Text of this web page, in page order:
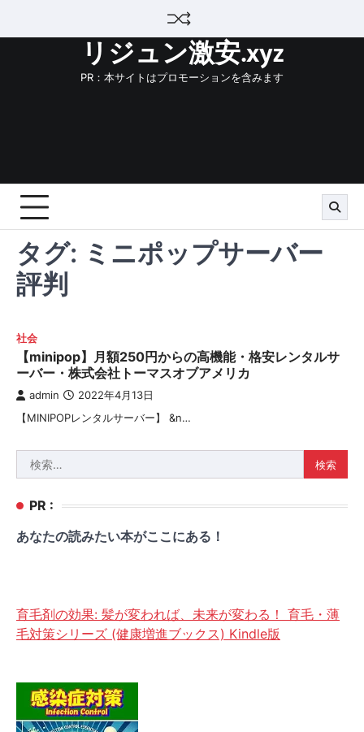
リジュン激安.xyz
PR：本サイトはプロモーションを含みます
タグ: ミニポップサーバー
評判
社会
【minipop】月額250円からの高機能・格安レンタルサ
ーバー・株式会社トーマスオブアメリカ
admin 2022年4月13日
【MINIPOPレンタルサーバー】 &n…
索:
PR :
あなたの読みたい本がここにある！
育毛剤の効果: 髪が変われば、未来が変わる！ 育毛・薄
毛対策シリーズ (健康増進ブックス) Kindle版